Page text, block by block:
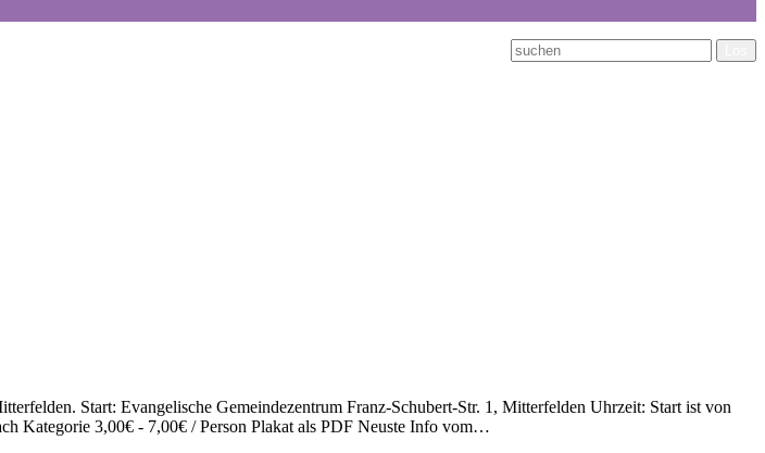
Start: Evangelische Gemeindezentrum Franz-Schubert-Str. 1, Mitterfelden Uhrzeit: Start ist von
Kategorie 3,00€ - 7,00€ / Person Plakat als PDF Neuste Info vom…